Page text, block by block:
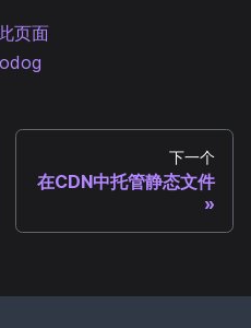
页面
下一个
在CDN中托管静态文件